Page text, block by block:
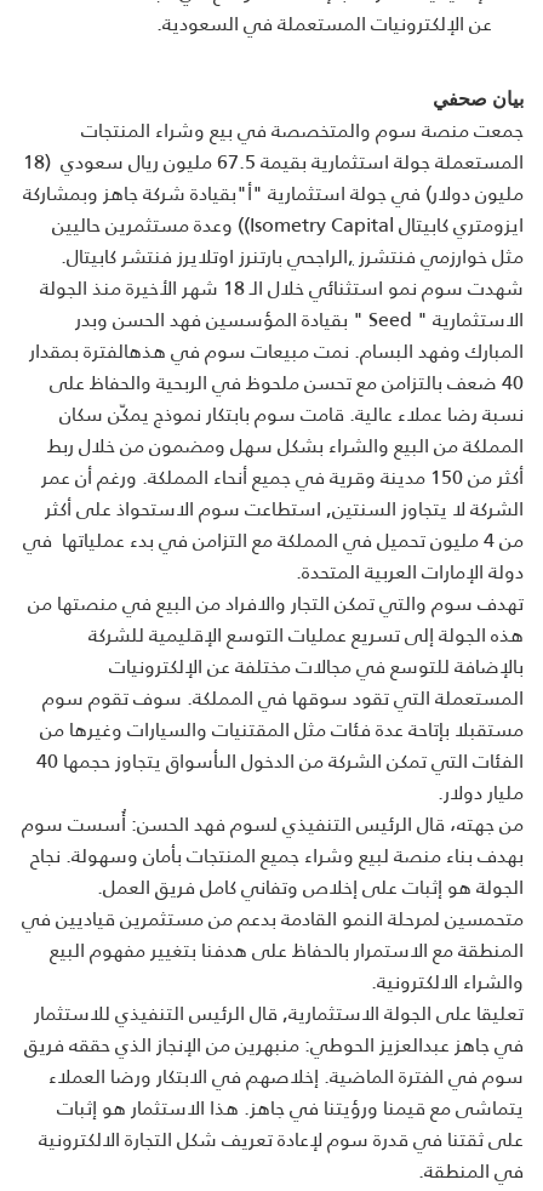
عن الإلكترونيات المستعملة في السعودية.
بيان صحفي
جمعت منصة سوم والمتخصصة في بيع وشراء المنتجات
المستعملة جولة استثمارية بقيمة 67.5 مليون ريال سعودي (18
مليون دولار) في جولة استثمارية "أ"بقيادة شركة جاهز وبمشاركة
ايزومتري كابيتال(Isometry Capital) وعدة مستثمرين حاليين
مثل خوارزمي فنتشرز,الراجحي بارتنرز اوتلايرز فنتشر كابيتال.
شهدت سوم نمو استثنائي خلال الـ 18 شهر الأخيرة منذ الجولة
الاستثمارية " " Seed بقيادة المؤسسين فهد الحسن وبدر
المبارك وفهد البسام. نمت مبيعات سوم في هذهالفترة بمقدار
40 ضعف بالتزامن مع تحسن ملحوظ في الربحية والحفاظ على
نسبة رضا عملاء عالية. قامت سوم بابتكار نموذج يمكّن سكان
المملكة من البيع والشراء بشكل سهل ومضمون من خلال ربط
أكثر من 150 مدينة وقرية في جميع أنحاء المملكة. ورغم أن عمر
الشركة لا يتجاوز السنتين, استطاعت سوم الاستحواذ على أكثر
من4مليون تحميل في المملكة مع التزامن في بدء عملياتها في
دولة الإمارات العربية المتحدة.
تهدف سوم والتي تمكن التجار والافراد من البيع في منصتها من
هذه الجولة إلى تسريع عمليات التوسع الإقليمية للشركة
بالإضافة للتوسع في مجالات مختلفة عن الإلكترونيات
المستعملة التي تقود سوقها في المملكة. سوف تقوم سوم
مستقبلا بإتاحة عدة فئات مثل المقتنيات والسيارات وغيرها من
الفئات التي تمكن الشركة من الدخول الىأسواق يتجاوز حجمها 40
مليار دولار.
من جهته، قال الرئيس التنفيذي لسوم فهد الحسن: أُسست سوم
بهدف بناء منصة لبيع وشراء جميع المنتجات بأمان وسهولة. نجاح
الجولة هو إثبات على إخلاص وتفاني كامل فريق العمل.
متحمسين لمرحلة النمو القادمة بدعم من مستثمرين قياديين في
المنطقة مع الاستمرار بالحفاظ على هدفنا بتغيير مفهوم البيع
والشراء الالكترونية.
تعليقا على الجولة الاستثمارية, قال الرئيس التنفيذي للاستثمار
في جاهز عبدالعزيز الحوطي: منبهرين من الإنجاز الذي حققه فريق
سوم في الفترة الماضية. إخلاصهم في الابتكار ورضا العملاء
يتماشى مع قيمنا ورؤيتنا في جاهز. هذا الاستثمار هو إثبات
على ثقتنا في قدرة سوم لإعادة تعريف شكل التجارة الالكترونية
في المنطقة.